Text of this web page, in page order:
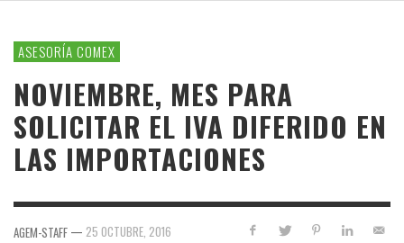
ASESORÍA COMEX
NOVIEMBRE, MES PARA
SOLICITAR EL IVA DIFERIDO EN
LAS IMPORTACIONES
AGEM-STAFF — 25 OCTUBRE, 2016